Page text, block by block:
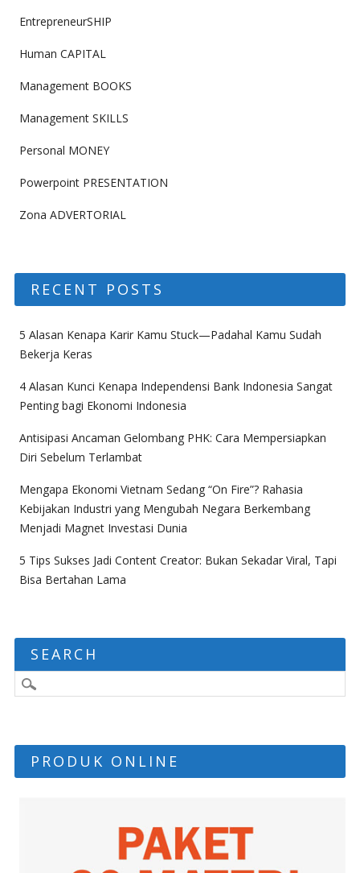
EntrepreneurSHIP
Human CAPITAL
Management BOOKS
Management SKILLS
Personal MONEY
Powerpoint PRESENTATION
Zona ADVERTORIAL
RECENT POSTS
5 Alasan Kenapa Karir Kamu Stuck—Padahal Kamu Sudah
Bekerja Keras
4 Alasan Kunci Kenapa Independensi Bank Indonesia Sangat
Penting bagi Ekonomi Indonesia
Antisipasi Ancaman Gelombang PHK: Cara Mempersiapkan
Diri Sebelum Terlambat
Mengapa Ekonomi Vietnam Sedang “On Fire”? Rahasia
Kebijakan Industri yang Mengubah Negara Berkembang
Menjadi Magnet Investasi Dunia
5 Tips Sukses Jadi Content Creator: Bukan Sekadar Viral, Tapi
Bisa Bertahan Lama
SEARCH
PRODUK ONLINE